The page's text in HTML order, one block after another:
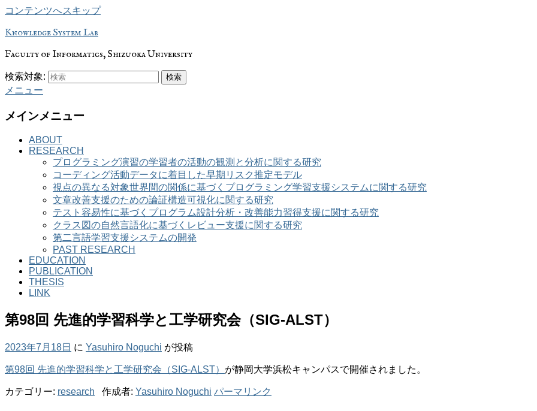
コンテンツへスキップ
Knowledge System Lab
Faculty of Informatics, Shizuoka University
検索対象: 検索
メニュー
メインメニュー
ABOUT
RESEARCH
プログラミング演習の学習者の活動の観測と分析に関する研究
コーディング活動データに着目した早期リスク推定モデル
視点の異なる対象世界間の関係に基づくプログラミング学習支援システムに関する研究
文章改善支援のための論証構造可視化に関する研究
テスト容易性に基づくプログラム設計分析・改善能力習得支援に関する研究
クラス図の自然言語化に基づくレビュー支援に関する研究
第二言語学習支援システムの開発
PAST RESEARCH
EDUCATION
PUBLICATION
THESIS
LINK
第98回 先進的学習科学と工学研究会（SIG-ALST）
2023年7月18日 に Yasuhiro Noguchi が投稿
第98回 先進的学習科学と工学研究会（SIG-ALST） が静岡大学浜松キャンパスで開催されました。
カテゴリー: research 作成者: Yasuhiro Noguchi パーマリンク